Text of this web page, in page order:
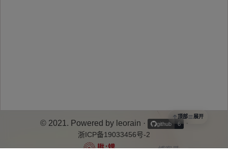
顶部 展开
© 2021. Powered by leorain · github 6 ·
浙ICP备19033456号-2
博客录